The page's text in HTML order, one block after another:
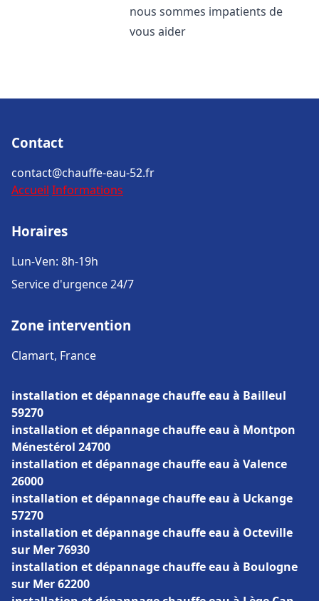
nous sommes impatients de
vous aider
Contact
contact@chauffe-eau-52.fr
Accueil Informations
Horaires
Lun-Ven: 8h-19h
Service d'urgence 24/7
Zone intervention
Clamart, France
installation et dépannage chauffe eau à Bailleul
59270
installation et dépannage chauffe eau à Montpon
Ménestérol 24700
installation et dépannage chauffe eau à Valence
26000
installation et dépannage chauffe eau à Uckange
57270
installation et dépannage chauffe eau à Octeville
sur Mer 76930
installation et dépannage chauffe eau à Boulogne
sur Mer 62200